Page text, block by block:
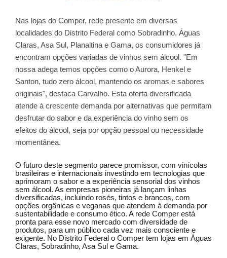
Nas lojas do Comper, rede presente em diversas
localidades do Distrito Federal como Sobradinho, Águas
Claras, Asa Sul, Planaltina e Gama, os consumidores já
encontram opções variadas de vinhos sem álcool. "Em
nossa adega temos opções como o Aurora, Henkel e
Santon, tudo zero álcool, mantendo os aromas e sabores
originais", destaca Carvalho. Esta oferta diversificada
atende à crescente demanda por alternativas que permitam
desfrutar do sabor e da experiência do vinho sem os
efeitos do álcool, seja por opção pessoal ou necessidade
momentânea.
O futuro deste segmento parece promissor, com vinícolas
brasileiras e internacionais investindo em tecnologias que
aprimoram o sabor e a experiência sensorial dos vinhos
sem álcool. As empresas pioneiras já lançam linhas
diversificadas, incluindo rosés, tintos e brancos, com
opções orgânicas e veganas que atendem à demanda por
sustentabilidade e consumo ético. A rede Comper está
pronta para esse novo mercado com diversidade de
produtos, para um público cada vez mais consciente e
exigente. No Distrito Federal o Comper tem lojas em Águas
Claras, Sobradinho, Asa Sul e Gama.